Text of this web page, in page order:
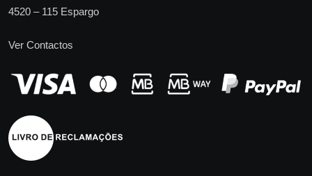
4520 – 115 Espargo
Ver Contactos